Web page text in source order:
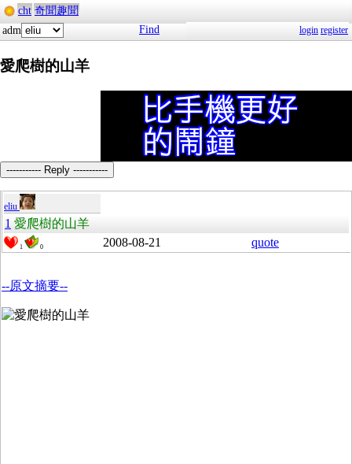
cht 奇聞趣聞
adm
Find login register
愛爬樹的山羊
----------- Reply -----------
eliu
1 愛爬樹的山羊
1 0 2008-08-21 quote
--原文摘要--